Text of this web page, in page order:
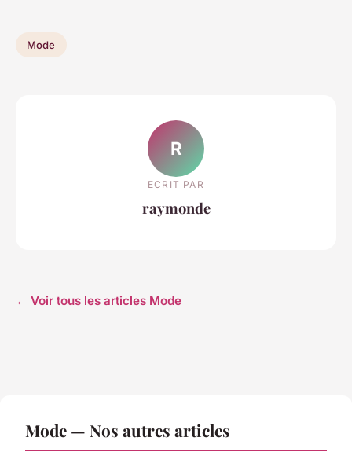
Mode
R
ECRIT PAR
raymonde
← Voir tous les articles Mode
Mode — Nos autres articles